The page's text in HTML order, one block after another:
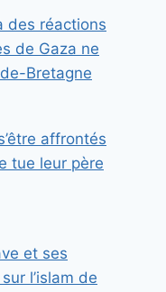
des réactions
de Gaza ne
Bretagne
affrontés
tue leur père
et ses
l’islam de